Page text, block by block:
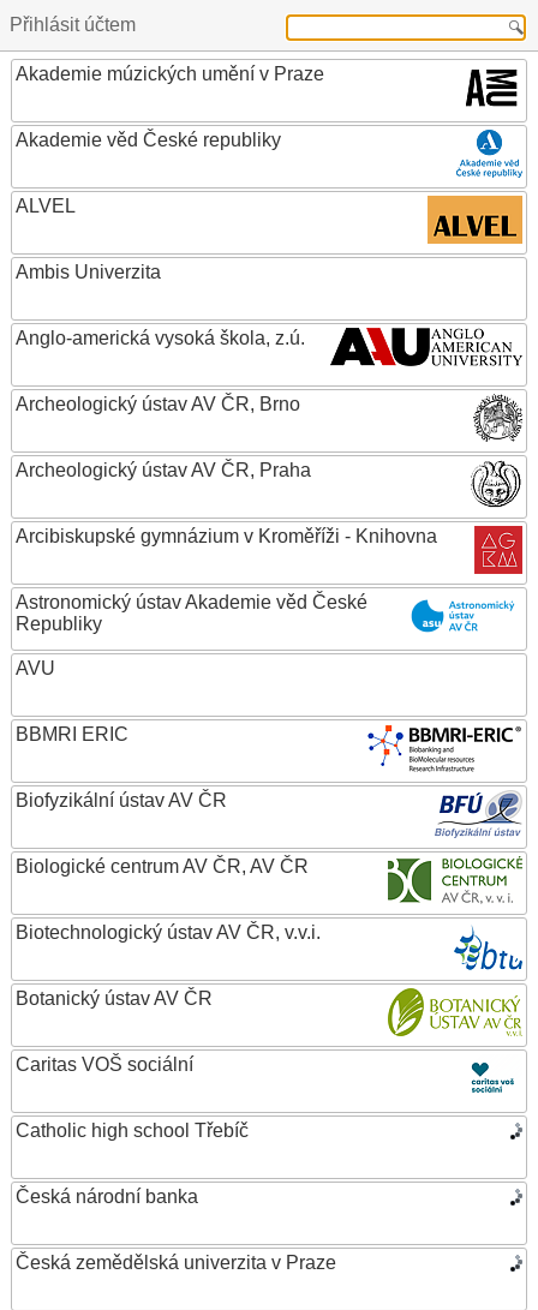
Přihlásit účtem
Akademie múzických umění v Praze
Akademie věd České republiky
ALVEL
Ambis Univerzita
Anglo-americká vysoká škola, z.ú.
Archeologický ústav AV ČR, Brno
Archeologický ústav AV ČR, Praha
Arcibiskupské gymnázium v Kroměříži - Knihovna
Astronomický ústav Akademie věd České
Republiky
AVU
BBMRI ERIC
Biofyzikální ústav AV ČR
Biologické centrum AV ČR, AV ČR
Biotechnologický ústav AV ČR, v.v.i.
Botanický ústav AV ČR
Caritas VOŠ sociální
Catholic high school Třebíč
Česká národní banka
Česká zemědělská univerzita v Praze